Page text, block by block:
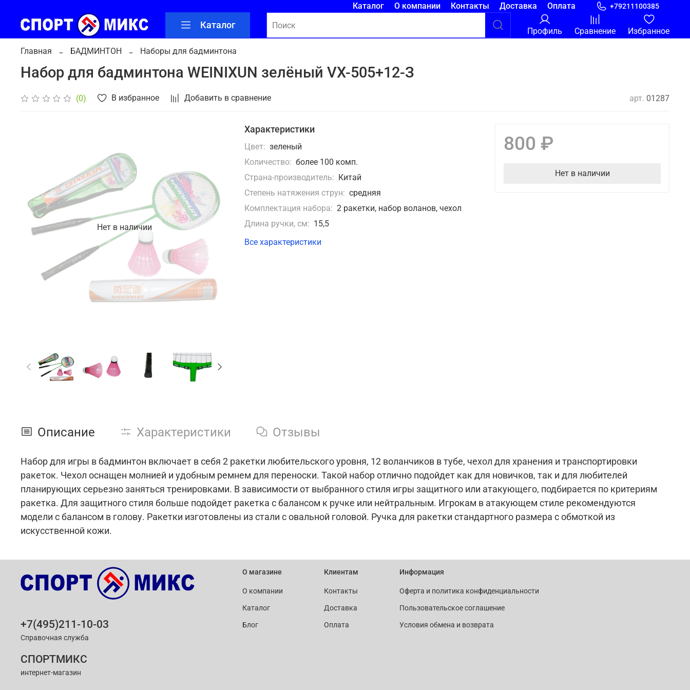
Каталог О компании Контакты Доставка Оплата +79211100385
Каталог
Профиль Сравнение Избранное
Главная БАДМИНТОН Наборы для бадминтона
Набор для бадминтона WEINIXUN зелёный VX-505+12-З
(0) В избранное Добавить в сравнение арт. 01287
Нет в наличии
Характеристики
Цвет: зеленый
Количество: более 100 комп.
Страна-производитель: Китай
Степень натяжения струн: средняя
Комплектация набора: 2 ракетки, набор воланов, чехол
Длина ручки, см: 15,5
Все характеристики
800 ₽
Нет в наличии
Описание Характеристики Отзывы
Набор для игры в бадминтон включает в себя 2 ракетки любительского уровня, 12 воланчиков в тубе, чехол для хранения и транспортировки
ракеток. Чехол оснащен молнией и удобным ремнем для переноски. Такой набор отлично подойдет как для новичков, так и для любителей
планирующих серьезно заняться тренировками. В зависимости от выбранного стиля игры защитного или атакующего, подбирается по критериям
ракетка. Для защитного стиля больше подойдет ракетка с балансом к ручке или нейтральным. Игрокам в атакующем стиле рекомендуются
модели с балансом в голову. Ракетки изготовлены из стали с овальной головой. Ручка для ракетки стандартного размера с обмоткой из
искусственной кожи.
О магазине
О компании
Каталог
Блог
Клиентам
Контакты
Доставка
Оплата
Информация
Оферта и политика конфиденциальности
Пользовательское соглашение
Условия обмена и возврата
+7(495)211-10-03
Справочная служба
СПОРТМИКС
интернет-магазин